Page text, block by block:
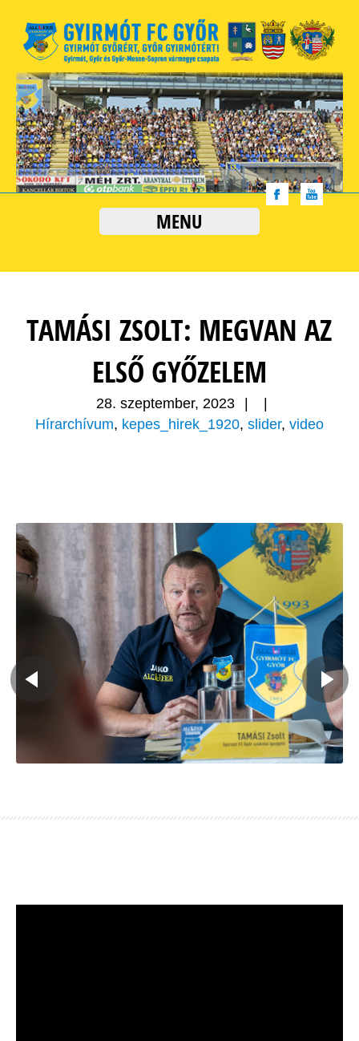
MENU
TAMÁSI ZSOLT: MEGVAN AZ
ELSŐ GYŐZELEM
28. szeptember, 2023
Hírarchívum, kepes_hirek_1920, slider, video